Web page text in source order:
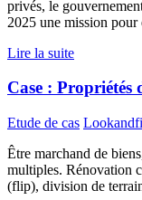
privés, le
2025 une mission pour
Lire la suite
Case : Propriétés
Etude de cas
Être marchand de
multiples. Rénovation
(flip), division de